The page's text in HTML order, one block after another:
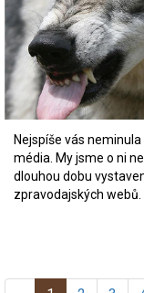
Nejspíše vás
média. My jsme o ni
dlouhou dobu
zpravodajských webů.